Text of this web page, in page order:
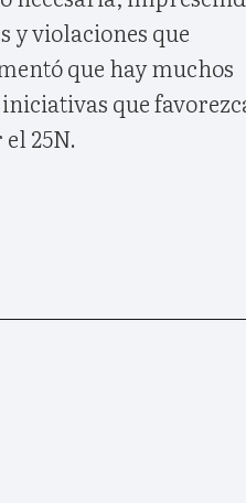
y violaciones que
que hay muchos
que
25N.